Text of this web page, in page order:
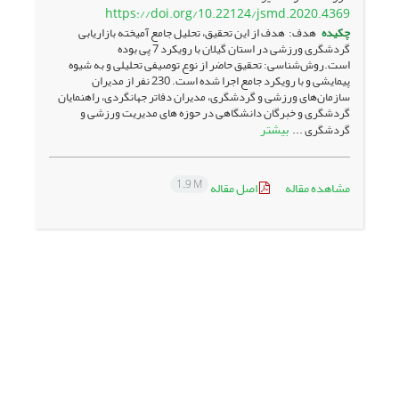
https://doi.org/10.22124/jsmd.2020.4369
چکیده هدف: هدف از این تحقیق، تحلیل جامع آمیخته بازاریابی
گردشگری ورزشی در استان گیلان با رویکرد 7 پی بوده
است.روش‌شناسی: تحقیق حاضر از نوع توصیفی تحلیلی و به شیوه
پیمایشی و با رویکرد جامع اجرا شده است. 230 نفر از مدیران
سازمان‌های ورزشی و گردشگری، مدیران دفاتر جهانگردی، راهنمایان
گردشگری و خبرگان دانشگاهی در حوزه های مدیریت ورزشی و
گردشگری ... بیشتر
مشاهده مقاله اصل مقاله 1.9 M